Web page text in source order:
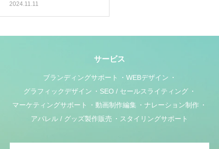
2024.11.11
サービス
ブランディングサポート
WEBデザイン
グラフィックデザイン
SEO / セールスライティング
マーケティングサポート
動画制作編集
ナレーション制作
アパレル / グッズ製作販売
スタイリングサポート